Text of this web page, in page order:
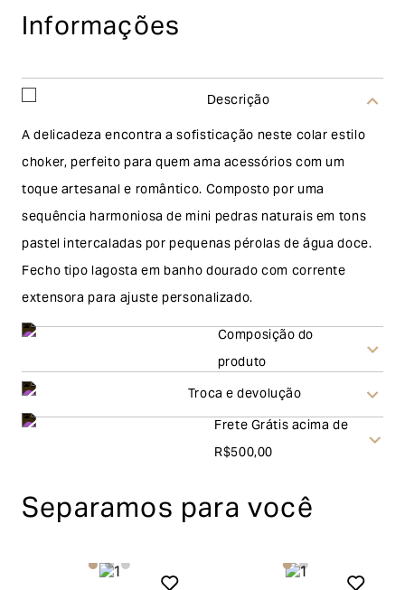
Informações
Descrição
A delicadeza encontra a sofisticação neste colar estilo
choker, perfeito para quem ama acessórios com um
toque artesanal e romântico. Composto por uma
sequência harmoniosa de mini pedras naturais em tons
pastel intercaladas por pequenas pérolas de água doce.
Fecho tipo lagosta em banho dourado com corrente
extensora para ajuste personalizado.
Composição do
produto
Troca e devolução
dias corridos, a contar do recebimento do produto. Ao
envio do produto e conferência interna por parte da
Frete Grátis acima de
R$500,00
Separamos para você